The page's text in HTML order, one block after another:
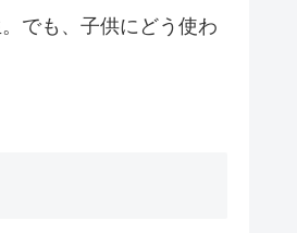
でも、子供にどう使わ